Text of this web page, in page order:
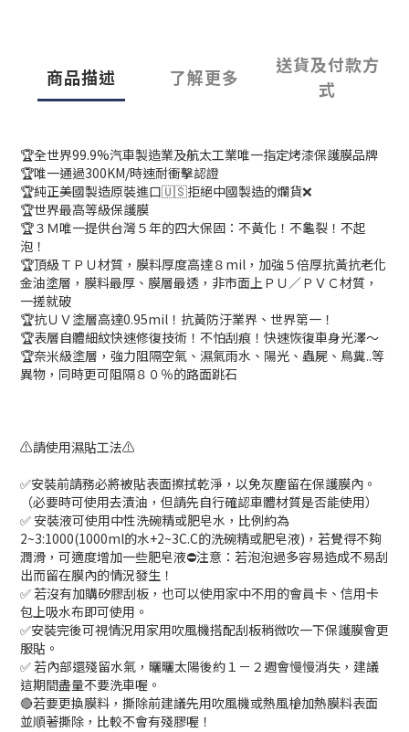
商品描述 了解更多
送貨及付款方
式
🏆全世界99.9%汽車製造業及航太工業唯一指定烤漆保護膜品牌
🏆唯一通過300KM/時速耐衝擊認證
🏆純正美國製造原裝進口🇺🇸拒絕中國製造的爛貨❌
🏆世界最高等級保護膜
🏆３Ｍ唯一提供台灣５年的四大保固：不黃化！不龜裂！不起
泡！
🏆頂級ＴＰＵ材質，膜料厚度高達８mil，加強５倍厚抗黃抗老化
金油塗層，膜料最厚、膜層最透，非市面上ＰＵ／ＰＶＣ材質，
一搓就破
🏆抗ＵＶ塗層高達0.95mil！抗黃防汙業界、世界第一！
🏆表層自體細紋快速修復技術！不怕刮痕！快速恢復車身光澤～
🏆奈米級塗層，強力阻隔空氣、濕氣雨水、陽光、蟲屍、鳥糞..等
異物，同時更可阻隔８０％的路面跳石
⚠️請使用濕貼工法⚠️
✅安裝前請務必將被貼表面擦拭乾淨，以免灰塵留在保護膜內。
（必要時可使用去漬油，但請先自行確認車體材質是否能使用）
✅ 安裝液可使用中性洗碗精或肥皂水，比例約為
2~3:1000(1000ml的水+2~3C.C的洗碗精或肥皂液)，若覺得不夠
潤滑，可適度增加一些肥皂液⛔️注意：若泡泡過多容易造成不易刮
出而留在膜內的情況發生！
✅ 若沒有加購矽膠刮板，也可以使用家中不用的會員卡、信用卡
包上吸水布即可使用。
✅安裝完後可視情況用家用吹風機搭配刮板稍微吹一下保護膜會更
服貼。
✅ 若內部還殘留水氣，曬曬太陽後約１－２週會慢慢消失，建議
這期間盡量不要洗車喔。
🔴若要更換膜料，撕除前建議先用吹風機或熱風槍加熱膜料表面
並順著撕除，比較不會有殘膠喔！